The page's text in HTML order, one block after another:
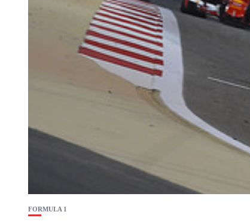
FORMULA 1